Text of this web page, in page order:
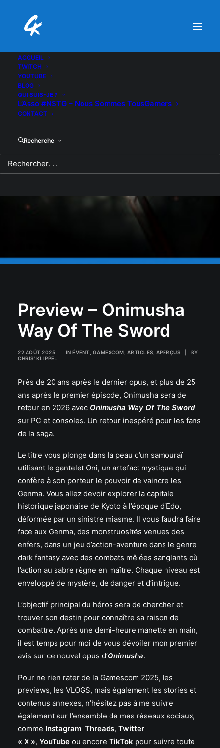
ACCUEIL
TWITCH
YOUTUBE
BLOG
QUI SUIS-JE ?
L’Asso #NSTG – Nous Sommes TousGamers
CONTACT
Recherche
Preview – Onimusha
Way Of The Sword
22 AOÛT 2025 IN ÉVENT GAMESCOM ARTICLES APERÇUS
BY
CHRIS' KLIPPEL
Près de 20 ans après le dernier opus, et plus de 25
ans après le premier épisode, Onimusha sera de
retour en 2026 avec Onimusha Way Of The Sword
sur PC et consoles. Un retour inespéré pour les fans
de la saga.
Le titre vous plonge dans la peau d’un samouraï
utilisant le gantelet Oni, un artefact mystique qui
confère à son porteur le pouvoir de vaincre les
Genma. Vous allez devoir explorer la capitale
historique japonaise de Kyoto à l’époque d’Edo,
déformée par un sinistre miasme. Il vous faudra faire
face aux Genma, des monstruosités venues des
enfers, dans un jeu d’action-aventure dans le genre
dark fantasy avec des combats mêlées sanglants où
l’action au sabre règne en maître. Chaque niveau est
enveloppé de mystère, de danger et d’intrigue.
L’objectif principal du héros sera de chercher et
trouver son destin pour connaître sa raison de
combattre. Après une demi-heure manette en main,
il est temps pour moi de vous dévoiler mon premier
avis sur ce nouvel opus d’Onimusha.
Pour ne rien rater de la Gamescom 2025, les
previews, les VLOGS, mais également les stories et
contenus annexes, n’hésitez pas à me suivre
également sur l’ensemble de mes réseaux sociaux,
comme Instagram, Threads, Twitter
« X », YouTube ou encore TikTok pour suivre toute